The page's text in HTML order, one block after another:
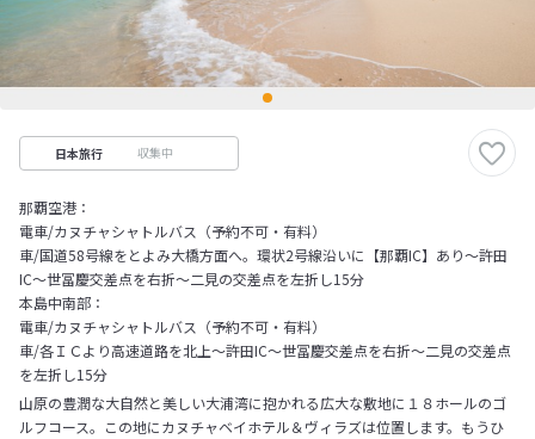
日本旅行 収集中
那覇空港：
電車/カヌチャシャトルバス（予約不可・有料）
車/国道58号線をとよみ大橋方面へ。環状2号線沿いに【那覇IC】あり～許田
IC～世冨慶交差点を右折～二見の交差点を左折し15分
本島中南部：
電車/カヌチャシャトルバス（予約不可・有料）
車/各ＩＣより高速道路を北上～許田IC～世冨慶交差点を右折～二見の交差点
を左折し15分
山原の豊潤な大自然と美しい大浦湾に抱かれる広大な敷地に１８ホールのゴ
ルフコース。この地にカヌチャベイホテル＆ヴィラズは位置します。もうひ